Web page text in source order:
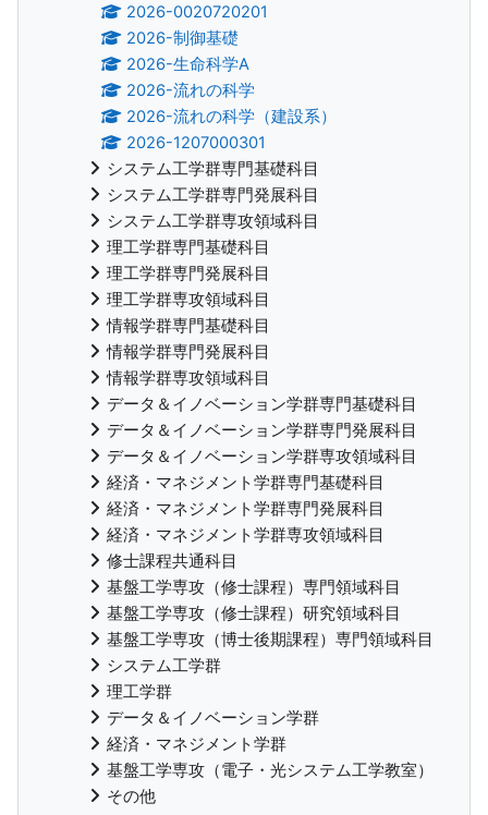
2026-0020720201
2026-制御基礎
2026-生命科学A
2026-流れの科学
2026-流れの科学（建設系）
2026-1207000301
システム工学群専門基礎科目
システム工学群専門発展科目
システム工学群専攻領域科目
理工学群専門基礎科目
理工学群専門発展科目
理工学群専攻領域科目
情報学群専門基礎科目
情報学群専門発展科目
情報学群専攻領域科目
データ＆イノベーション学群専門基礎科目
データ＆イノベーション学群専門発展科目
データ＆イノベーション学群専攻領域科目
経済・マネジメント学群専門基礎科目
経済・マネジメント学群専門発展科目
経済・マネジメント学群専攻領域科目
修士課程共通科目
基盤工学専攻（修士課程）専門領域科目
基盤工学専攻（修士課程）研究領域科目
基盤工学専攻（博士後期課程）専門領域科目
システム工学群
理工学群
データ＆イノベーション学群
経済・マネジメント学群
基盤工学専攻（電子・光システム工学教室）
その他